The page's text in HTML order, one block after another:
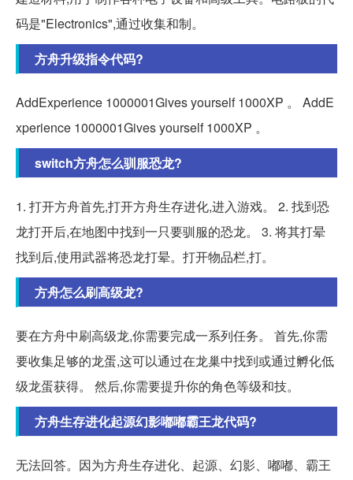
码是"Electronics",通过收集和制。
方舟升级指令代码?
AddExperience 1000001Gives yourself 1000XP 。 AddE
xperience 1000001Gives yourself 1000XP 。
switch方舟怎么驯服恐龙?
1. 打开方舟首先,打开方舟生存进化,进入游戏。 2. 找到恐
龙打开后,在地图中找到一只要驯服的恐龙。 3. 将其打晕
找到后,使用武器将恐龙打晕。打开物品栏,打。
方舟怎么刷高级龙?
要在方舟中刷高级龙,你需要完成一系列任务。 首先,你需
要收集足够的龙蛋,这可以通过在龙巢中找到或通过孵化低
级龙蛋获得。 然后,你需要提升你的角色等级和技。
方舟生存进化起源幻影嘟嘟霸王龙代码?
无法回答。因为方舟生存进化、起源、幻影、嘟嘟、霸王